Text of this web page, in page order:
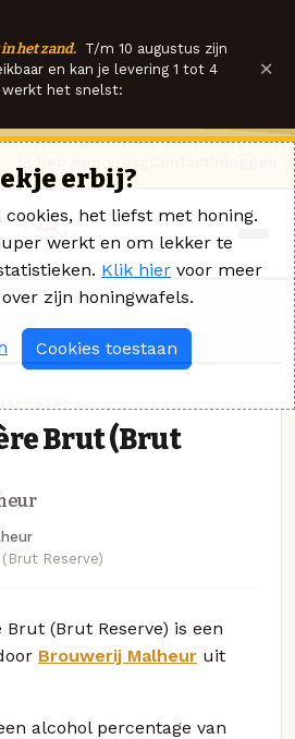
het zand. T/m 10 augustus zijn
en kan je levering 1 tot 4
werkt het snelst:
×
Brut (Brut
Reserve)
Brut (Brut Reserve) is een
Brouwerij Malheur uit
alcohol percentage van
erbij?
cookies, het liefst met honing.
werkt en om lekker te
Klik hier voor meer
zijn honingwafels.
Cookies toestaan